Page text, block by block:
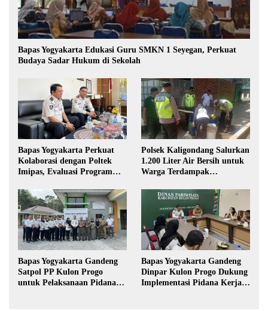
Bapas Yogyakarta Edukasi Guru SMKN 1 Seyegan, Perkuat
Budaya Sadar Hukum di Sekolah
Bapas Yogyakarta Perkuat
Kolaborasi dengan Poltek
Imipas, Evaluasi Program
Polsek Kaligondang Salurkan
1.200 Liter Air Bersih untuk
Warga Terdampak
Bapas Yogyakarta Gandeng
Satpol PP Kulon Progo
untuk Pelaksanaan Pidana
Bapas Yogyakarta Gandeng
Dinpar Kulon Progo Dukung
Implementasi Pidana Kerja